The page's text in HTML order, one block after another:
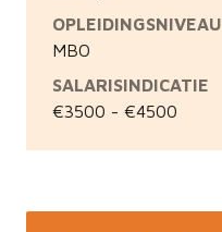
OPLEIDINGSNIVEAU
MBO
SALARISINDICATIE
€3500 - €4500